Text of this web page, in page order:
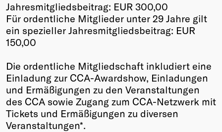
Jahresmitgliedsbeitrag: EUR 300,00
Für ordentliche Mitglieder unter 29 Jahre gilt
ein spezieller Jahresmitgliedsbeitrag: EUR
150,00
Die ordentliche Mitgliedschaft inkludiert eine
Einladung zur CCA-Awardshow, Einladungen
und Ermäßigungen zu den Veranstaltungen
des CCA sowie Zugang zum CCA-Netzwerk mit
Tickets und Ermäßigungen zu diversen
Veranstaltungen*.